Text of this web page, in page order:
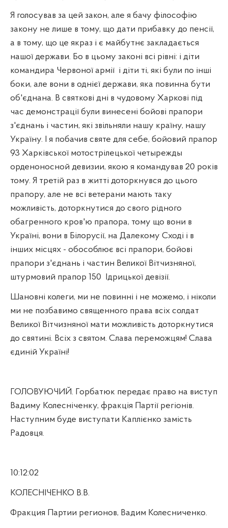
Я голосував за цей закон, але я бачу філософію
закону не лише в тому, що дати прибавку до пенсії,
а в тому, що це якраз і є майбутнє закладається
нашої держави. Бо в цьому законі всі рівні: і діти
командира Червоної армії і діти ті, які були по інші
боки, але вони в однієї держави, яка повинна бути
об'єднана. В святкові дні в чудовому Харкові під
час демонстрації були винесені бойові прапори
з'єднань і частин, які звільняли нашу країну, нашу
Україну. І я побачив святе для себе, бойовий прапор
93 Харківської мотострілецької четырежды
орденоносной девизии, якою я командував 20 років
тому. Я третій раз в житті доторкнувся до цього
прапору, але не всі ветерани мають таку
можливість, доторкнутися до свого рідного
обагренного кров'ю прапора, тому що вони в
Україні, вони в Білорусії, на Далекому Сході і в
інших місцях - обособлює всі прапори, бойові
прапори з'єднань і частин Великої Вітчизняної,
штурмовий прапор 150
Ідрицької девізії.
Шановні колеги, ми не повинні і не можемо, і ніколи
ми не позбавимо священного права всіх солдат
Великої Вітчизняної мати можливість доторкнутися
до святині. Всіх з святом. Слава переможцям! Слава
єдиній Україні!
ГОЛОВУЮЧИЙ. Горбатюк передає право на виступ
Вадиму Колесніченку, фракція Партії регіонів.
Наступним буде виступати Каплієнко замість
Радовця.
10:12:02
КОЛЕСНІЧЕНКО В.В.
Фракция Партии регионов, Вадим Колесниченко.